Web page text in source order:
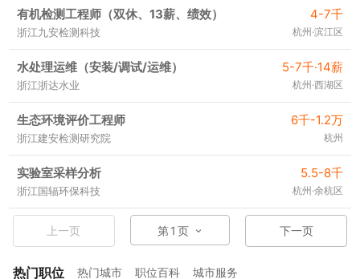
有机检测工程师（双休、13薪、绩效） 4-7千
浙江九安检测科技 杭州·滨江区
水处理运维（安装/调试/运维） 5-7千·14薪
浙江浙达水业 杭州·西湖区
生态环境评价工程师 6千-1.2万
浙江建安检测研究院 杭州
实验室采样分析 5.5-8千
浙江国辐环保科技 杭州·余杭区
上一页 第1 页 下一页
热门职位 热门城市 职位百科 城市服务